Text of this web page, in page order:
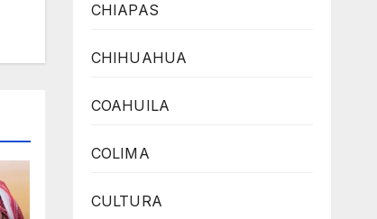
CHIAPAS
CHIHUAHUA
COAHUILA
COLIMA
CULTURA